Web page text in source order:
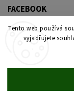
Tento web používá
vyjadřujete
FACEBOOK
Copyright